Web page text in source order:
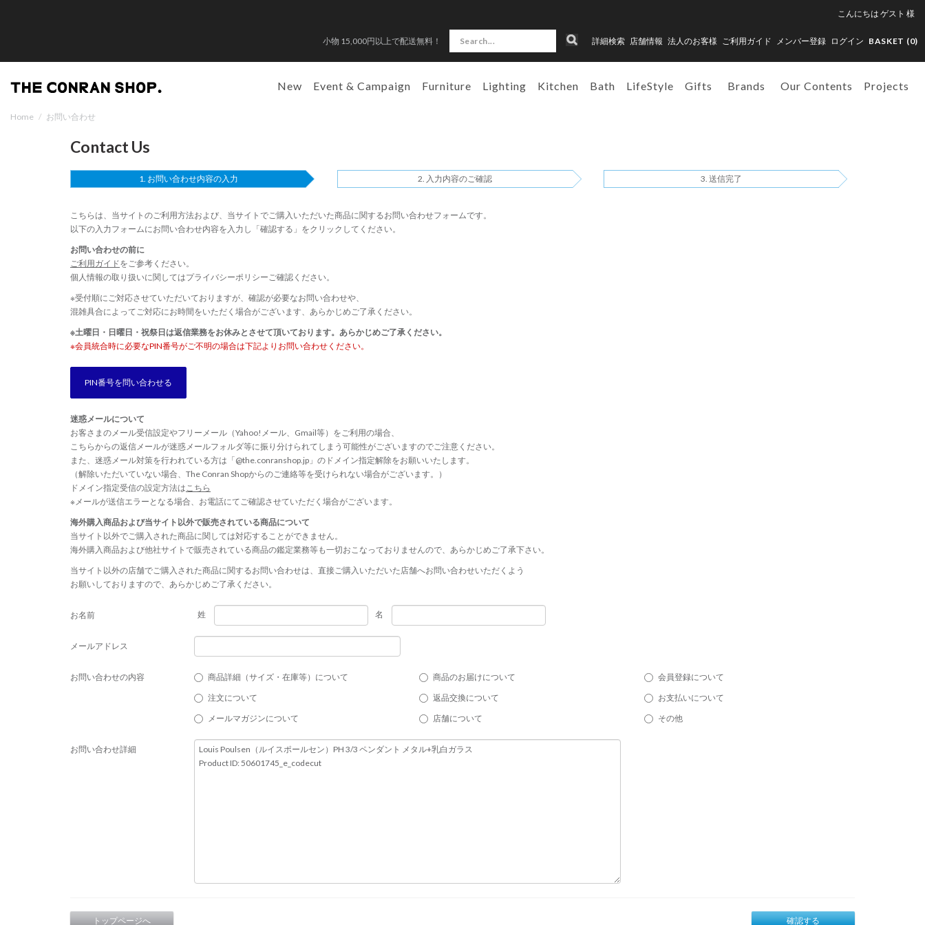
こんにちは ゲスト 様
小物 15,000円以上で配送無料！ 詳細検索 店舗情報 法人のお客様 ご利用ガイド メンバー登録 ログイン BASKET (0)
New Event & Campaign Furniture Lighting Kitchen Bath LifeStyle Gifts Brands Our Contents Projects
Home / お問い合わせ
Contact Us
お問い合わせ内容の入力 入力内容のご確認 送信完了
こちらは、当サイトのご利用方法および、当サイトでご購入いただいた商品に関するお問い合わせフォームです。
以下の入力フォームにお問い合わせ内容を入力し「確認する」をクリックしてください。
お問い合わせの前に
ご利用ガイドをご参考ください。
個人情報の取り扱いに関してはプライバシーポリシーご確認ください。
※受付順にご対応させていただいておりますが、確認が必要なお問い合わせや、
混雑具合によってご対応にお時間をいただく場合がございます、あらかじめご了承ください。
※土曜日・日曜日・祝祭日は返信業務をお休みとさせて頂いております。あらかじめご了承ください。
※会員統合時に必要なPIN番号がご不明の場合は下記よりお問い合わせください。
PIN番号を問い合わせる
迷惑メールについて
お客さまのメール受信設定やフリーメール（Yahoo!メール、Gmail等）をご利用の場合、
こちらからの返信メールが迷惑メールフォルダ等に振り分けられてしまう可能性がございますのでご注意ください。
また、迷惑メール対策を行われている方は「@the.conranshop.jp」のドメイン指定解除をお願いいたします。
（解除いただいていない場合、The Conran Shopからのご連絡等を受けられない場合がございます。）
ドメイン指定受信の設定方法はこちら
※メールが送信エラーとなる場合、お電話にてご確認させていただく場合がございます。
海外購入商品および当サイト以外で販売されている商品について
当サイト以外でご購入された商品に関しては対応することができません。
海外購入商品および他社サイトで販売されている商品の鑑定業務等も一切おこなっておりませんので、あらかじめご了承下さい。
当サイト以外の店舗でご購入された商品に関するお問い合わせは、直接ご購入いただいた店舗へお問い合わせいただくよう
お願いしておりますので、あらかじめご了承ください。
お名前 姓 名
メールアドレス
お問い合わせの内容 商品詳細（サイズ・在庫等）について 商品のお届けについて
会員登録について
注文について
返品交換について
お支払いについて
メールマガジンについて
店舗について その他
お問い合わせ詳細
確認する
トップページへ